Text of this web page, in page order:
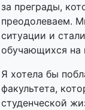
за преграды,
преодолеваем.
ситуации и
обучающихся на
Я хотела бы
факультета,
студенческой